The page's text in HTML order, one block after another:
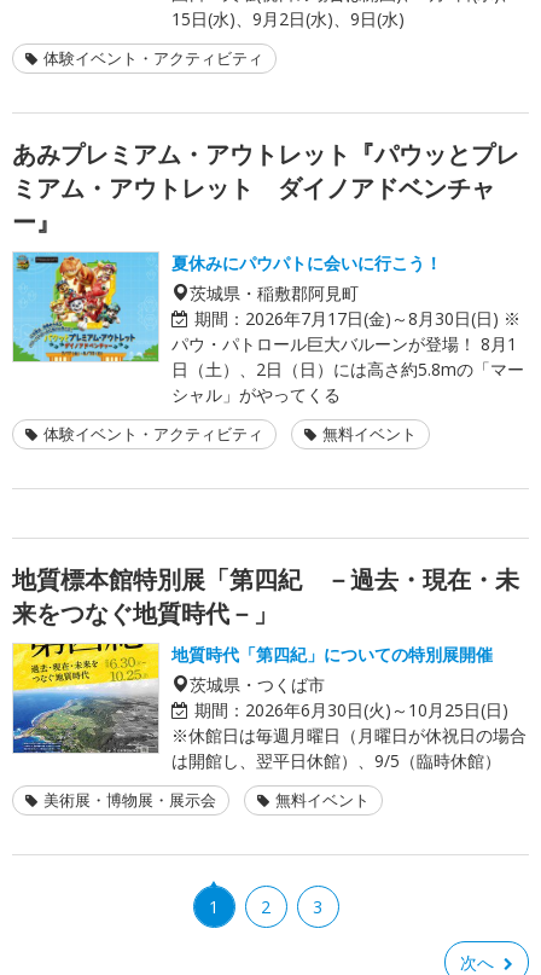
15日(水)、9月2日(水)、9日(水)
体験イベント・アクティビティ
あみプレミアム・アウトレット『パウッとプレ
ミアム・アウトレット ダイノアドベンチャ
ー』
夏休みにパウパトに会いに行こう！
茨城県・稲敷郡阿見町
期間： 2026年7月17日(金)～8月30日(日) ※
パウ・パトロール巨大バルーンが登場！ 8月1
日（土）、2日（日）には高さ約5.8mの「マー
シャル」がやってくる
体験イベント・アクティビティ 無料イベント
地質標本館特別展「第四紀 －過去・現在・未
来をつなぐ地質時代－」
地質時代「第四紀」についての特別展開催
茨城県・つくば市
期間： 2026年6月30日(火)～10月25日(日)
※休館日は毎週月曜日（月曜日が休祝日の場合
は開館し、翌平日休館）、9/5（臨時休館）
美術展・博物展・展示会 無料イベント
1 2 3
次へ